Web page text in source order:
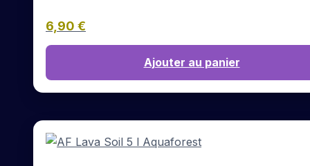
6,90 €
Ajouter au panier